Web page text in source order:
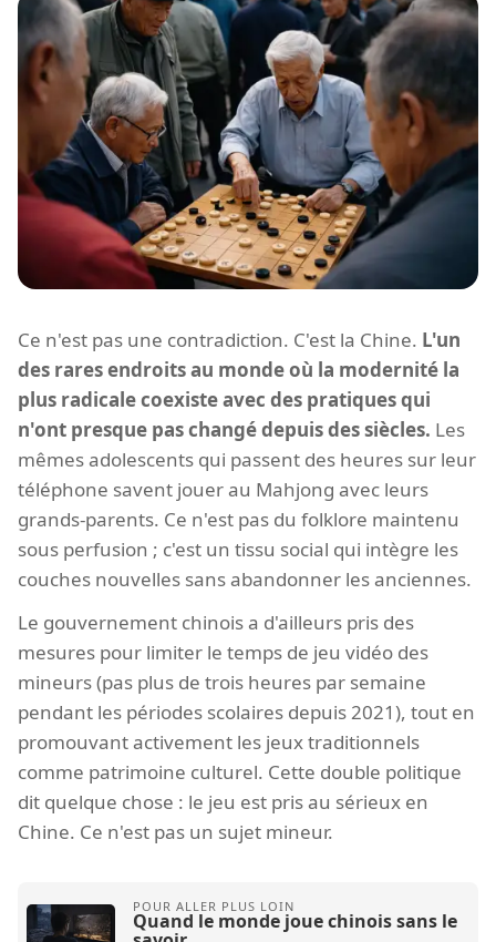
Ce n'est pas une contradiction. C'est la Chine. L'un
des rares endroits au monde où la modernité la
plus radicale coexiste avec des pratiques qui
n'ont presque pas changé depuis des siècles. Les
mêmes adolescents qui passent des heures sur leur
téléphone savent jouer au Mahjong avec leurs
grands-parents. Ce n'est pas du folklore maintenu
sous perfusion ; c'est un tissu social qui intègre les
couches nouvelles sans abandonner les anciennes.
Le gouvernement chinois a d'ailleurs pris des
mesures pour limiter le temps de jeu vidéo des
mineurs (pas plus de trois heures par semaine
pendant les périodes scolaires depuis 2021), tout en
promouvant activement les jeux traditionnels
comme patrimoine culturel. Cette double politique
dit quelque chose : le jeu est pris au sérieux en
Chine. Ce n'est pas un sujet mineur.
Quand le monde joue chinois sans le